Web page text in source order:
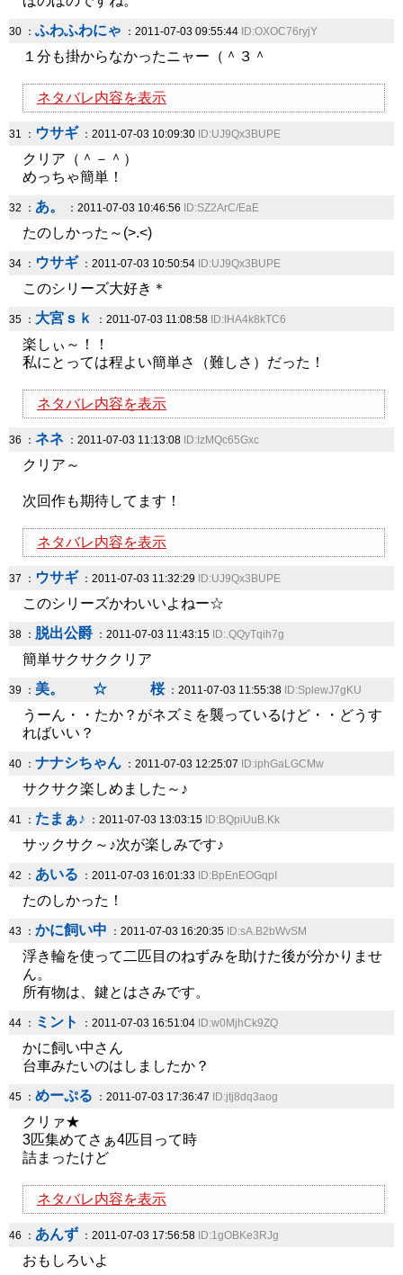
30 ： ふわふわにゃ ：2011-07-03 09:55:44 ID:OXOC76ryjY
１分も掛からなかったニャー（＾３＾
ネタバレ内容を表示
31 ： ウサギ ：2011-07-03 10:09:30 ID:UJ9Qx3BUPE
クリア（＾－＾）
めっちゃ簡単！
32 ： あ。 ：2011-07-03 10:46:56 ID:SZ2ArC/EaE
たのしかった～(>.<)
34 ： ウサギ ：2011-07-03 10:50:54 ID:UJ9Qx3BUPE
このシリーズ大好き＊
35 ： 大宮ｓｋ ：2011-07-03 11:08:58 ID:IHA4k8kTC6
楽しぃ～！！
私にとっては程よい簡単さ（難しさ）だった！
ネタバレ内容を表示
36 ： ネネ ：2011-07-03 11:13:08 ID:IzMQc65Gxc
クリア～
次回作も期待してます！
ネタバレ内容を表示
37 ： ウサギ ：2011-07-03 11:32:29 ID:UJ9Qx3BUPE
このシリーズかわいいよねー☆
38 ： 脱出公爵 ：2011-07-03 11:43:15 ID:.QQyTqih7g
簡単サクサククリア
39 ： 美。 ☆ 桜：2011-07-03 11:55:38 ID:SplewJ7gKU
うーん・・たか？がネズミを襲っているけど・・どうす
ればいい？
40 ： ナナシちゃん ：2011-07-03 12:25:07 ID:iphGaLGCMw
サクサク楽しめました～♪
41 ： たまぁ♪ ：2011-07-03 13:03:15 ID:BQpiUuB.Kk
サックサク～♪次が楽しみです♪
42 ： あいる ：2011-07-03 16:01:33 ID:BpEnEOGqpI
たのしかった！
43 ： かに飼い中 ：2011-07-03 16:20:35 ID:sA.B2bWvSM
浮き輪を使って二匹目のねずみを助けた後が分かりませ
ん。
所有物は、鍵とはさみです。
44 ： ミント ：2011-07-03 16:51:04 ID:w0MjhCk9ZQ
かに飼い中さん
台車みたいのはしましたか？
45 ： めーぷる ：2011-07-03 17:36:47 ID:jtj8dq3aog
クリァ★
3匹集めてさぁ4匹目って時
詰まったけど
ネタバレ内容を表示
46 ： あんず ：2011-07-03 17:56:58 ID:1gOBKe3RJg
おもしろいよ